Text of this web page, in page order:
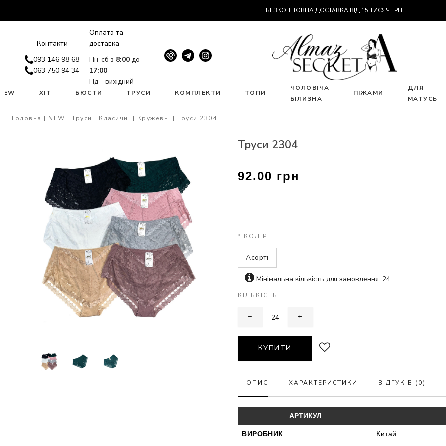
БЕЗКОШТОВНА ДОСТАВКА ВІД 15 ТИСЯЧ ГРН.
Контакти
093 146 98 68
063 750 94 34
Оплата та
доставка
Пн-сб з 8:00 до
17:00
Нд - вихідний
ХІТ БЮСТИ ТРУСИ КОМПЛЕКТИ ТОПИ
ЧОЛОВІЧА
БІЛИЗНА
ПІЖАМИ
ДЛЯ
МАТУСЬ
Головна NEW Труси Класичні Кружевні Труси 2304
Труси 2304
92.00 грн
* КОЛІР:
Асорті
Мінімальна кількість для замовлення: 24
КІЛЬКІСТЬ
− +
КУПИТИ
ОПИС ХАРАКТЕРИСТИКИ ВІДГУКІВ (0)
АРТИКУЛ
ВИРОБНИК Китай